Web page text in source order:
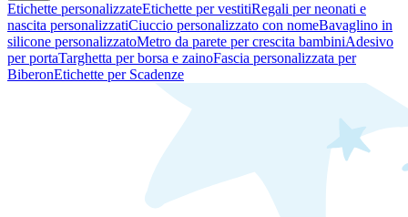
Etichette personalizzateEtichette per vestitiRegali per neonati e
nascita personalizzatiCiuccio personalizzato con nomeBavaglino in
silicone personalizzatoMetro da parete per crescita bambiniAdesivo
per portaTarghetta per borsa e zainoFascia personalizzata per
BiberonEtichette per Scadenze